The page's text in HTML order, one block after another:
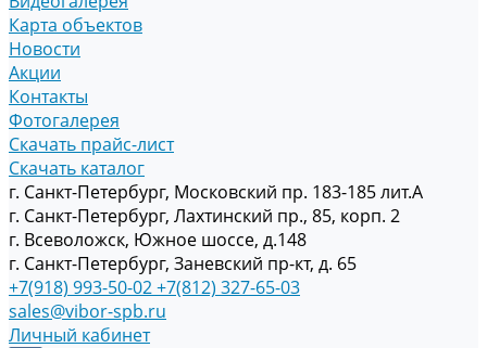
Карта объектов
Новости
Акции
Контакты
Фотогалерея
Скачать прайс-лист
Скачать каталог
г. Санкт-Петербург, Московский пр. 183-185 лит.А
г. Санкт-Петербург, Лахтинский пр., 85, корп. 2
г. Всеволожск, Южное шоссе, д.148
г. Санкт-Петербург, Заневский пр-кт, д. 65
+7(918) 993-50-02+7(812) 327-65-03
sales@vibor-spb.ru
Личный кабинет